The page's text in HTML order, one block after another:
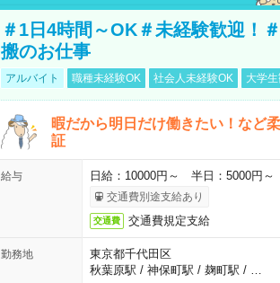
＃1日4時間～OK＃未経験歓迎！
搬のお仕事
アルバイト 職種未経験OK 社会人未経験OK 大学
暇だから明日だけ働きたい！など
証
給与 日給：10000円～ 半日：5000円
交通費別途支給あり
交通費 交通費規定支給
勤務地
東京都千代田区
秋葉原駅 / 神保町駅 / 麹町駅 /